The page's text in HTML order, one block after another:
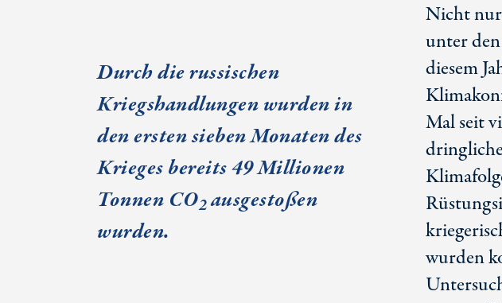
Durch die russischen
Kriegshandlungen wurden in
den ersten sieben Monaten des
Krieges bereits 49 Millionen
Tonnen СО2ausgestoßen
wurden.
Nicht
unter
diesem
Mal seit
wurden